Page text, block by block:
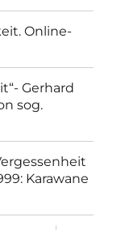
Online-
Gerhard
sog.
Karawane